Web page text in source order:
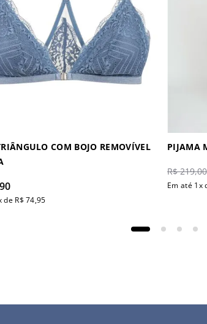
COM BOJO REMOVÍVEL
90
de R$ 74,95
PIJAMA
R$ 219,00
Em até 1x